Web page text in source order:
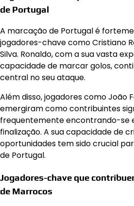
de Portugal
A marcação de Portugal é
jogadores-chave como Cristiano
Silva. Ronaldo, com a sua vasta
capacidade de marcar golos,
central no seu ataque.
Além disso, jogadores como João
emergiram como contribuintes
frequentemente encontrando-se
finalização. A sua capacidade de
oportunidades tem sido crucial
de Portugal.
Jogadores-chave que
de Marrocos